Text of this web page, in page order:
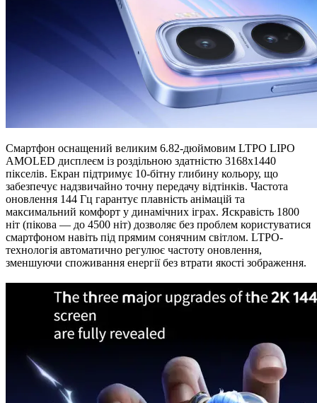
Смартфон оснащений великим 6.82-дюймовим LTPO LIPO
AMOLED дисплеєм із роздільною здатністю 3168x1440
пікселів. Екран підтримує 10-бітну глибину кольору, що
забезпечує надзвичайно точну передачу відтінків. Частота
оновлення 144 Гц гарантує плавність анімацій та
максимальний комфорт у динамічних іграх. Яскравість 1800
ніт (пікова — до 4500 ніт) дозволяє без проблем користуватися
смартфоном навіть під прямим сонячним світлом. LTPO-
технологія автоматично регулює частоту оновлення,
зменшуючи споживання енергії без втрати якості зображення.